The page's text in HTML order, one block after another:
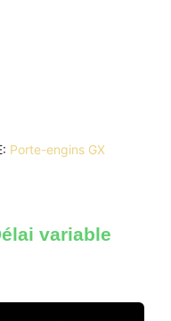
Porte-engins GX
variable